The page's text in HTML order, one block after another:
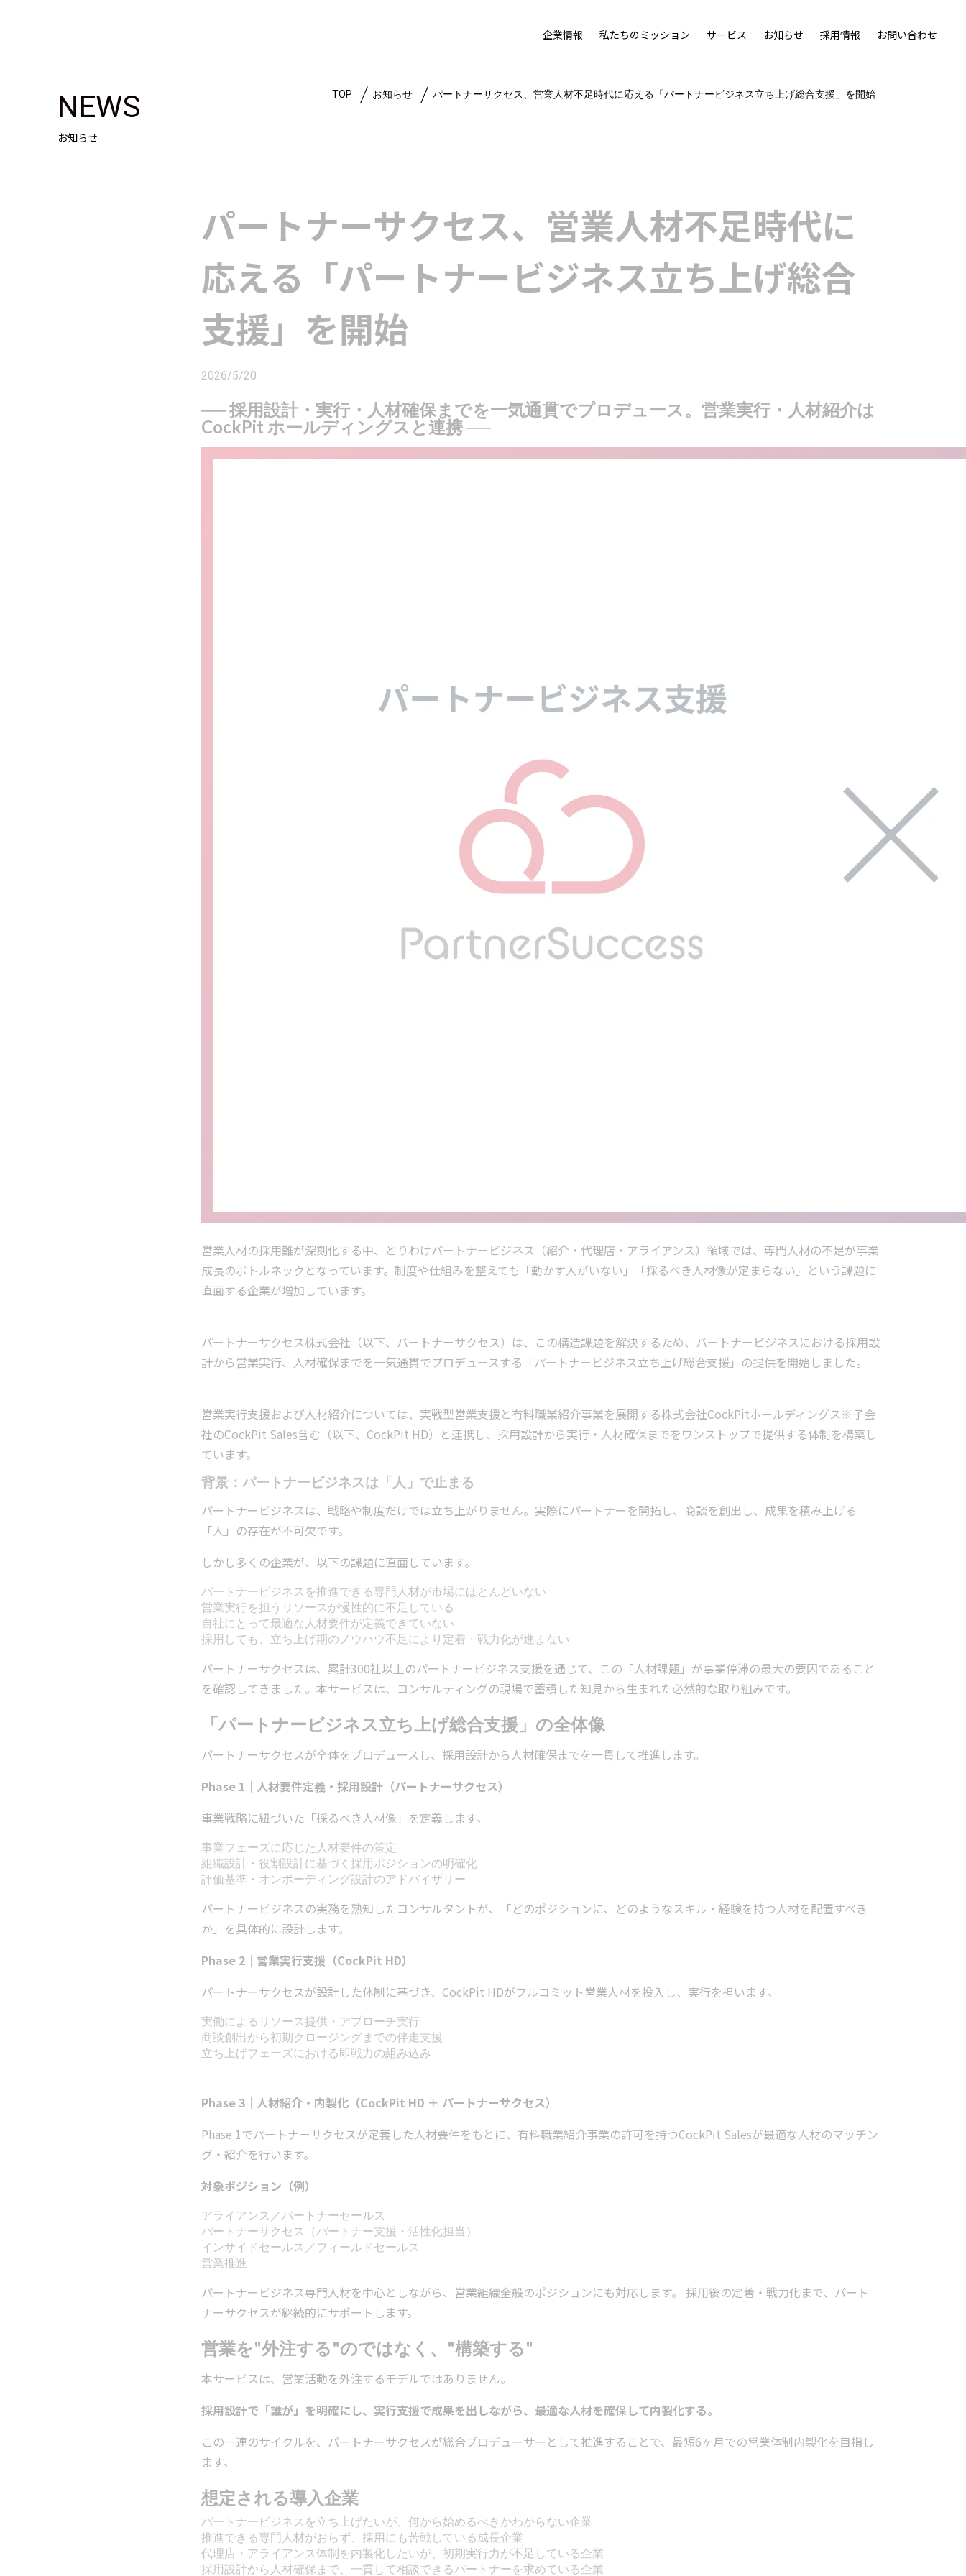
企業情報 私たちのミッション サービス お知らせ 採用情報 お問い合わせ
NEWS
お知らせ
TOP お知らせ パートナーサクセス、営業人材不足時代に応える「パートナービジネス立ち上げ総合支援」を開始
パートナーサクセス、営業人材不足時代に
応える「パートナービジネス立ち上げ総合
支援」を開始
2026/5/20
── 採用設計・実行・人材確保までを一気通貫でプロデュース。営業実行・人材紹介は
CockPit ホールディングスと連携 ──
営業人材の採用難が深刻化する中、とりわけパートナービジネス（紹介・代理店・アライアンス）領域では、専門人材の不足が事業
成長のボトルネックとなっています。制度や仕組みを整えても「動かす人がいない」「採るべき人材像が定まらない」という課題に
直面する企業が増加しています。
パートナーサクセス株式会社（以下、パートナーサクセス）は、この構造課題を解決するため、パートナービジネスにおける採用設
計から営業実行、人材確保までを一気通貫でプロデュースする「パートナービジネス立ち上げ総合支援」の提供を開始しました。
営業実行支援および人材紹介については、実戦型営業支援と有料職業紹介事業を展開する株式会社CockPitホールディングス※子会
社のCockPit Sales含む（以下、CockPit HD）と連携し、採用設計から実行・人材確保までをワンストップで提供する体制を構築し
ています。
背景：パートナービジネスは「人」で止まる
パートナービジネスは、戦略や制度だけでは立ち上がりません。実際にパートナーを開拓し、商談を創出し、成果を積み上げる
「人」の存在が不可欠です。
しかし多くの企業が、以下の課題に直面しています。
パートナービジネスを推進できる専門人材が市場にほとんどいない
営業実行を担うリソースが慢性的に不足している
自社にとって最適な人材要件が定義できていない
採用しても、立ち上げ期のノウハウ不足により定着・戦力化が進まない
パートナーサクセスは、累計300社以上のパートナービジネス支援を通じて、この「人材課題」が事業停滞の最大の要因であること
を確認してきました。本サービスは、コンサルティングの現場で蓄積した知見から生まれた必然的な取り組みです。
「パートナービジネス立ち上げ総合支援」の全体像
パートナーサクセスが全体をプロデュースし、採用設計から人材確保までを一貫して推進します。
Phase 1｜人材要件定義・採用設計（パートナーサクセス）
事業戦略に紐づいた「採るべき人材像」を定義します。
事業フェーズに応じた人材要件の策定
組織設計・役割設計に基づく採用ポジションの明確化
評価基準・オンボーディング設計のアドバイザリー
パートナービジネスの実務を熟知したコンサルタントが、「どのポジションに、どのようなスキル・経験を持つ人材を配置すべき
か」を具体的に設計します。
Phase 2｜営業実行支援（CockPit HD）
パートナーサクセスが設計した体制に基づき、CockPit HDがフルコミット営業人材を投入し、実行を担います。
実働によるリソース提供・アプローチ実行
商談創出から初期クロージングまでの伴走支援
立ち上げフェーズにおける即戦力の組み込み
Phase 3｜人材紹介・内製化（CockPit HD ＋ パートナーサクセス）
Phase 1でパートナーサクセスが定義した人材要件をもとに、有料職業紹介事業の許可を持つCockPit Salesが最適な人材のマッチン
グ・紹介を行います。
対象ポジション（例）
アライアンス／パートナーセールス
パートナーサクセス（パートナー支援・活性化担当）
インサイドセールス／フィールドセールス
営業推進
パートナービジネス専門人材を中心としながら、営業組織全般のポジションにも対応します。 採用後の定着・戦力化まで、パート
ナーサクセスが継続的にサポートします。
営業を"外注する"のではなく、"構築する"
本サービスは、営業活動を外注するモデルではありません。
採用設計で「誰が」を明確にし、実行支援で成果を出しながら、最適な人材を確保して内製化する。
この一連のサイクルを、パートナーサクセスが総合プロデューサーとして推進することで、最短6ヶ月での営業体制内製化を目指し
ます。
想定される導入企業
パートナービジネスを立ち上げたいが、何から始めるべきかわからない企業
推進できる専門人材がおらず、採用にも苦戦している成長企業
代理店・アライアンス体制を内製化したいが、初期実行力が不足している企業
採用設計から人材確保まで、一貫して相談できるパートナーを求めている企業